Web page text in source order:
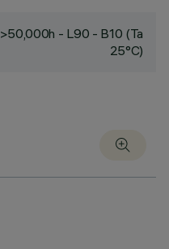
>50,000h - L90 - B10 (Ta
25°C)